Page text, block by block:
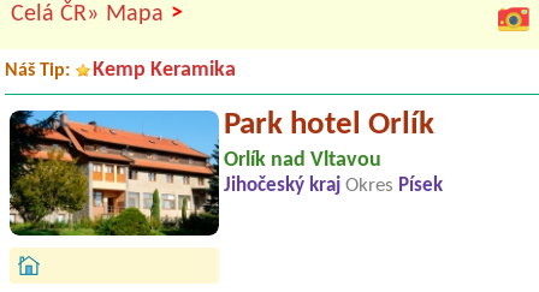
Celá ČR» Mapa >
Náš Tip: Kemp Keramika
Park hotel Orlík
Orlík nad Vltavou
Jihočeský kraj Okres Písek